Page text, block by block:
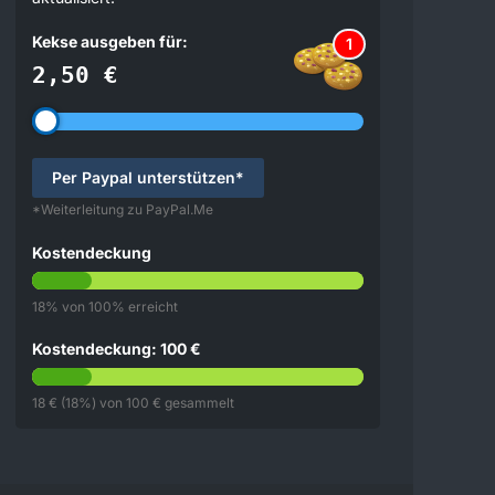
Kekse ausgeben für:
2,50 €
1
Per Paypal unterstützen*
*Weiterleitung zu PayPal.Me
Kostendeckung
18% von 100% erreicht
Kostendeckung: 100 €
18 € (18%) von 100 € gesammelt